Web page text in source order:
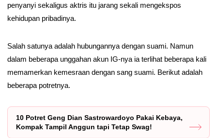
penyanyi sekaligus aktris itu jarang sekali mengekspos
kehidupan pribadinya.
Salah satunya adalah hubungannya dengan suami. Namun
dalam beberapa unggahan akun IG-nya ia terlihat beberapa kali
memamerkan kemesraan dengan sang suami. Berikut adalah
beberapa potretnya.
10 Potret Geng Dian Sastrowardoyo Pakai Kebaya,
Kompak Tampil Anggun tapi Tetap Swag!